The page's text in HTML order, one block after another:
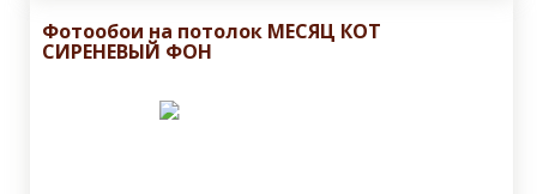
Фотообои на потолок МЕСЯЦ КОТ
СИРЕНЕВЫЙ ФОН